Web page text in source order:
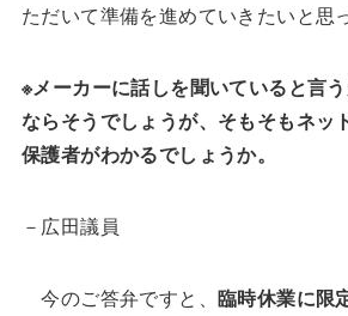
ただいて準備を進めていきたいと思
※メーカーに話しを聞いていると言
ならそうでしょうが、そもそもネッ
保護者がわかるでしょうか。
－広田議員
今のご答弁ですと、 臨時休業に限